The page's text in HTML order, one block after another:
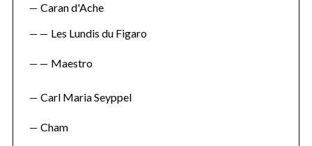
Caran d'Ache
Les Lundis du Figaro
Maestro
Carl Maria Seyppel
Cham